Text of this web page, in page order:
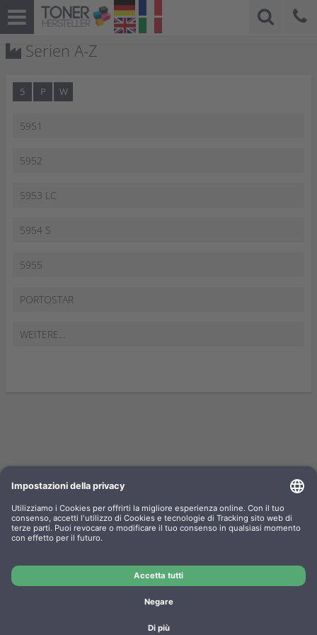
Serien A-Z
5 P W
5951
5952
5953 LC
5954 S
5955
PORTOSTAR
WEITERE...